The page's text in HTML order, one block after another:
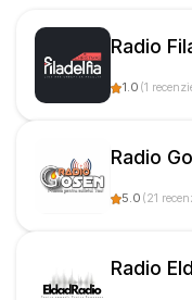
Radio
1.0 (1
Radio
5.0 (21
Radio